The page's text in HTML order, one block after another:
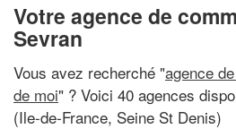
Votre agence de
Sevran
Vous avez recherché "agence
de moi" ? Voici 40 agences
(Ile-de-France, Seine St Denis)